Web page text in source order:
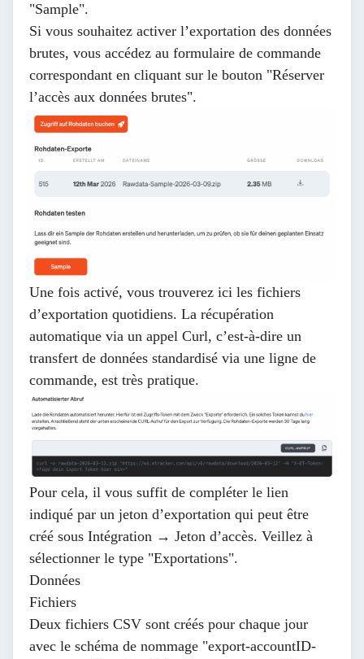
"Sample".
Si vous souhaitez activer l’exportation des données
brutes, vous accédez au formulaire de commande
correspondant en cliquant sur le bouton "Réserver
l’accès aux données brutes".
Une fois activé, vous trouverez ici les fichiers
d’exportation quotidiens. La récupération
automatique via un appel Curl, c’est-à-dire un
transfert de données standardisé via une ligne de
commande, est très pratique.
Pour cela, il vous suffit de compléter le lien
indiqué par un jeton d’exportation qui peut être
créé sous Intégration → Jeton d’accès. Veillez à
sélectionner le type "Exportations".
Données
Fichiers
Deux fichiers CSV sont créés pour chaque jour
avec le schéma de nommage "export-accountID-